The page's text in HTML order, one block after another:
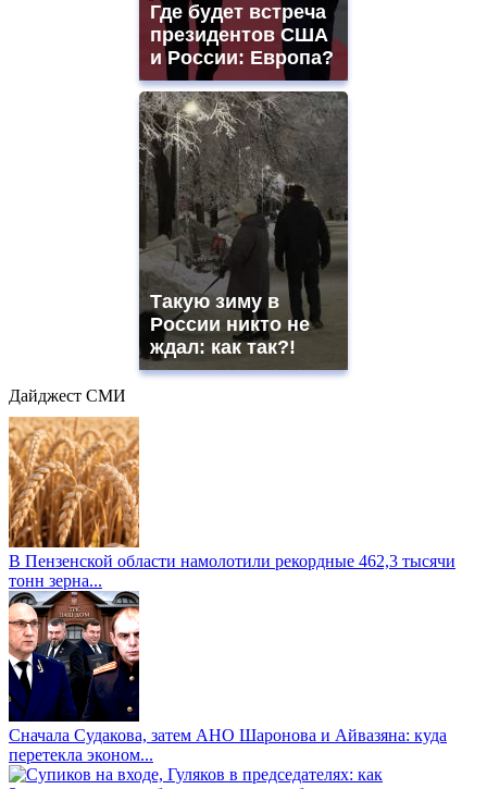
Где будет встреча
президентов США
и России: Европа?
Такую зиму в
России никто не
ждал: как так?!
Дайджест СМИ
В Пензенской области намолотили рекордные 462,3 тысячи
тонн зерна...
Сначала Судакова, затем АНО Шаронова и Айвазяна: куда
перетекла эконом...